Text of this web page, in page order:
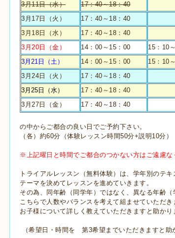
3月11日（水）
17：40～18：40
3月17日（火）
17：40～18：40
3月18日（水）
17：40～18：40
3月20日（金）
14：00～15：00 15：10
3月21日（土）
14：00～15：00 15：10
3月24日（火）
17：40～18：40
3月25日（水）
17：40～18：40
3月27日（金）
17：40～18：40
の中からご都合の良い日でご予約下さい。
（各）約60分（体験レッスン時間50分+説明 10分）
※上記曜日と時間でご都合のつかない方はご遠慮な
トライアルレッスン（無料体験）は、学年別のテキ
テーマを決めてレッスンを進めていきます。
その為、同年齢（同学年）ではなく、異なる年齢（
こちらで人数やバランスを考えて組ませていただき
お子様について詳しく教えていただきますと助かり
（希望日・時間を 第3希望までいただきますと助